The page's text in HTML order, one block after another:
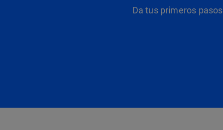
Da tus primeros